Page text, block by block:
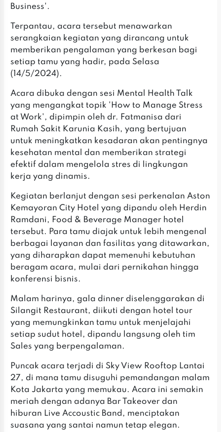
Business'.
Terpantau, acara tersebut menawarkan
serangkaian kegiatan yang dirancang untuk
memberikan pengalaman yang berkesan bagi
setiap tamu yang hadir, pada Selasa
(14/5/2024).
Acara dibuka dengan sesi Mental Health Talk
yang mengangkat topik 'How to Manage Stress
at Work', dipimpin oleh dr. Fatmanisa dari
Rumah Sakit Karunia Kasih, yang bertujuan
untuk meningkatkan kesadaran akan pentingnya
kesehatan mental dan memberikan strategi
efektif dalam mengelola stres di lingkungan
kerja yang dinamis.
Kegiatan berlanjut dengan sesi perkenalan Aston
Kemayoran City Hotel yang dipandu oleh Herdin
Ramdani, Food & Beverage Manager hotel
tersebut. Para tamu diajak untuk lebih mengenal
berbagai layanan dan fasilitas yang ditawarkan,
yang diharapkan dapat memenuhi kebutuhan
beragam acara, mulai dari pernikahan hingga
konferensi bisnis.
Malam harinya, gala dinner diselenggarakan di
Silangit Restaurant, diikuti dengan hotel tour
yang memungkinkan tamu untuk menjelajahi
setiap sudut hotel, dipandu langsung oleh tim
Sales yang berpengalaman.
Puncak acara terjadi di Sky View Rooftop Lantai
27, di mana tamu disuguhi pemandangan malam
Kota Jakarta yang memukau. Acara ini semakin
meriah dengan adanya Bar Takeover dan
hiburan Live Accoustic Band, menciptakan
suasana yang santai namun tetap elegan.